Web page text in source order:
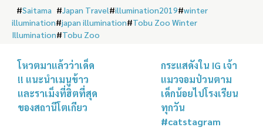
#Saitama #Japan Travel#illumination2019#winter
illumination#japan illumination#Tobu Zoo Winter
Illumination#Tobu Zoo
โหวตมาแล้วว่าเด็ด
!! แนะนำเมนูข้าว
และราเม็งที่ฮิตที่สุด
ของสถานีโตเกียว
กระแสดังใน IG เจ้า
แมวจอมป่วนตาม
เด็กน้อยไปโรงเรียน
ทุกวัน
#catstagram